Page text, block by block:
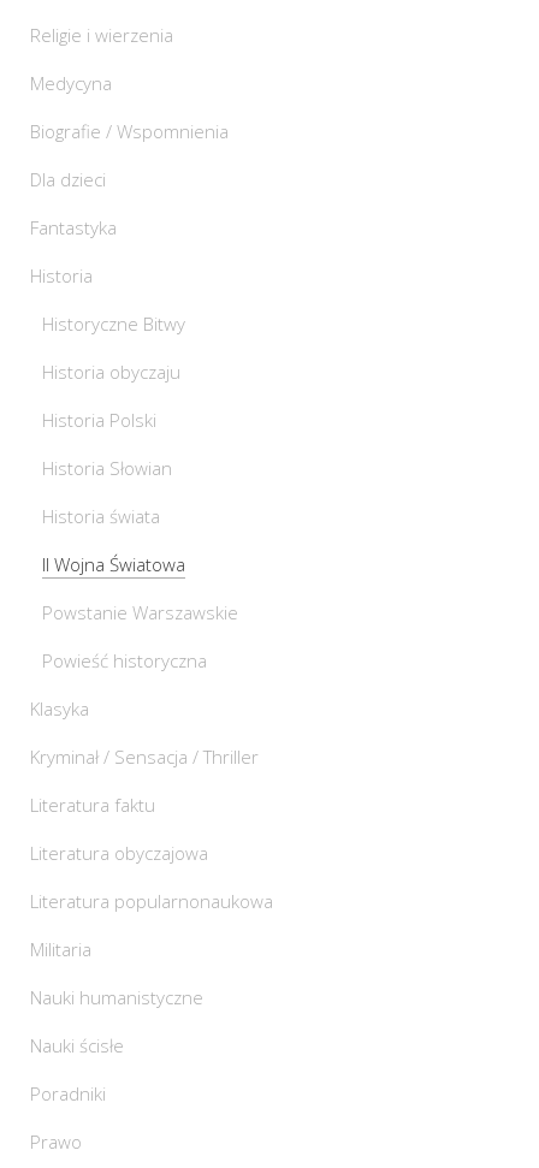
Religie i wierzenia
Medycyna
Biografie / Wspomnienia
Dla dzieci
Fantastyka
Historia
Historyczne Bitwy
Historia obyczaju
Historia Polski
Historia Słowian
Historia świata
II Wojna Światowa
Powstanie Warszawskie
Powieść historyczna
Klasyka
Kryminał / Sensacja / Thriller
Literatura faktu
Literatura obyczajowa
Literatura popularnonaukowa
Militaria
Nauki humanistyczne
Nauki ścisłe
Poradniki
Prawo